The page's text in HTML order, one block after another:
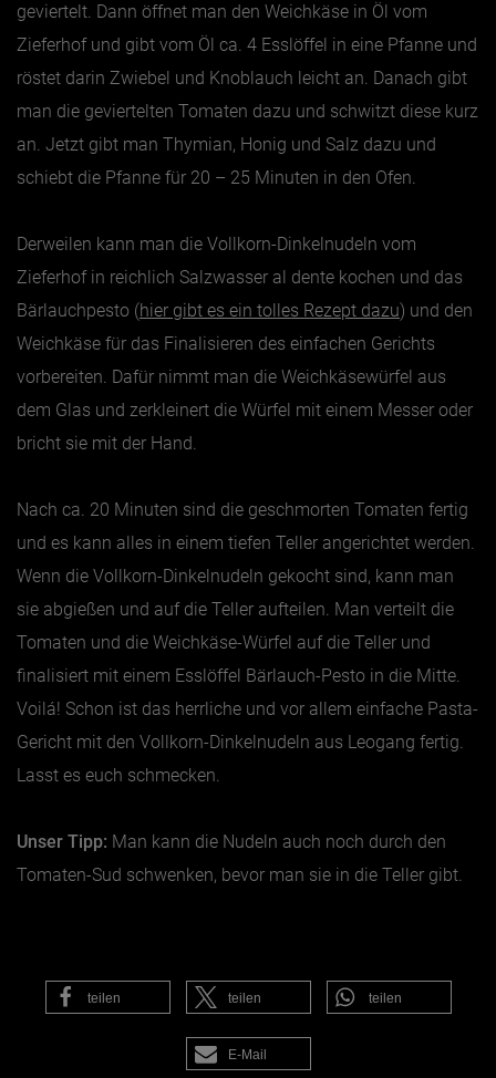
geviertelt. Dann öffnet man den Weichkäse in Öl vom
Zieferhof und gibt vom Öl ca. 4 Esslöffel in eine Pfanne und
röstet darin Zwiebel und Knoblauch leicht an. Danach gibt
man die geviertelten Tomaten dazu und schwitzt diese kurz
an. Jetzt gibt man Thymian, Honig und Salz dazu und
schiebt die Pfanne für 20 – 25 Minuten in den Ofen.
Derweilen kann man die Vollkorn-Dinkelnudeln vom
Zieferhof in reichlich Salzwasser al dente kochen und das
Bärlauchpesto (hier gibt es ein tolles Rezept dazu) und den
Weichkäse für das Finalisieren des einfachen Gerichts
vorbereiten. Dafür nimmt man die Weichkäsewürfel aus
dem Glas und zerkleinert die Würfel mit einem Messer oder
bricht sie mit der Hand.
Nach ca. 20 Minuten sind die geschmorten Tomaten fertig
und es kann alles in einem tiefen Teller angerichtet werden.
Wenn die Vollkorn-Dinkelnudeln gekocht sind, kann man
sie abgießen und auf die Teller aufteilen. Man verteilt die
Tomaten und die Weichkäse-Würfel auf die Teller und
finalisiert mit einem Esslöffel Bärlauch-Pesto in die Mitte.
Voilá! Schon ist das herrliche und vor allem einfache Pasta-
Gericht mit den Vollkorn-Dinkelnudeln aus Leogang fertig.
Lasst es euch schmecken.
Unser Tipp: Man kann die Nudeln auch noch durch den
Tomaten-Sud schwenken, bevor man sie in die Teller gibt.
teilen teilen teilen
E-Mail